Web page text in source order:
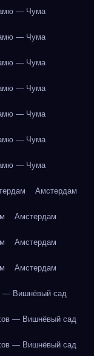
— Чума
— Чума
— Чума
— Чума
— Чума
— Чума
— Чума
Амстердам
Амстердам
Амстердам
Амстердам
— Вишнёвый сад
— Вишнёвый сад
— Вишнёвый сад